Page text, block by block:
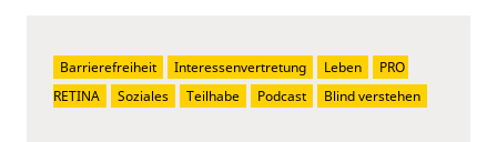
Barrierefreiheit Interessenvertretung Leben
PRO
RETINA
Soziales Teilhabe Podcast Blind verstehen